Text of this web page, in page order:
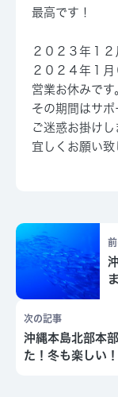
最高です！
２０２３年１
２０２４年１月
営業お休みです
その期間はサポ
ご迷惑お掛けし
宜しくお願い致
次の記事
沖縄本島北部本
た！冬も楽しい！